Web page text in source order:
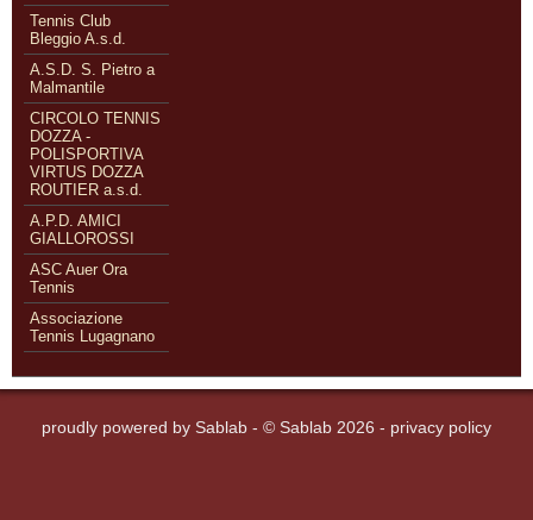
Tennis Club
Bleggio A.s.d.
A.S.D. S. Pietro a
Malmantile
CIRCOLO TENNIS
DOZZA -
POLISPORTIVA
VIRTUS DOZZA
ROUTIER a.s.d.
A.P.D. AMICI
GIALLOROSSI
ASC Auer Ora
Tennis
Associazione
Tennis Lugagnano
proudly powered by Sablab - © Sablab 2026 - privacy policy